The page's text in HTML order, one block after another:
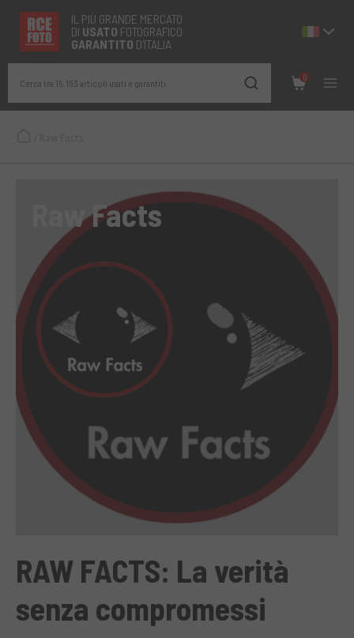
IL PIÙ GRANDE MERCATO
DI USATO FOTOGRAFICO
GARANTITO D’ITALIA
Cerca tra 19.193 articoli usati e garantiti
0
Raw Facts
RAW FACTS: La verità
senza compromessi